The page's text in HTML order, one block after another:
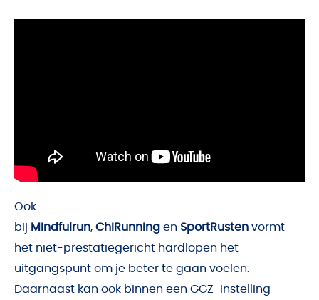
Ook
bij Mindfulrun, ChiRunning en SportRusten vormt
het niet-prestatiegericht hardlopen het
uitgangspunt om je beter te gaan voelen.
Daarnaast kan ook binnen een GGZ-instelling